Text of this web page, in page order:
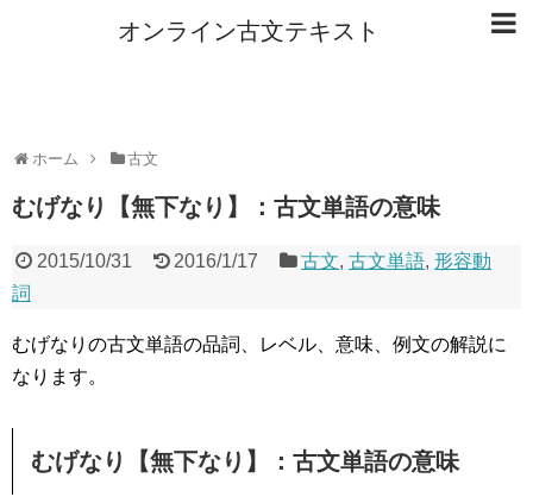
オンライン古文テキスト
ホーム 古文
むげなり【無下なり】：古文単語の意味
2015/10/31 2016/1/17 古文,古文単語,形容動
詞
むげなりの古文単語の品詞、レベル、意味、例文の解説に
なります。
むげなり【無下なり】：古文単語の意味